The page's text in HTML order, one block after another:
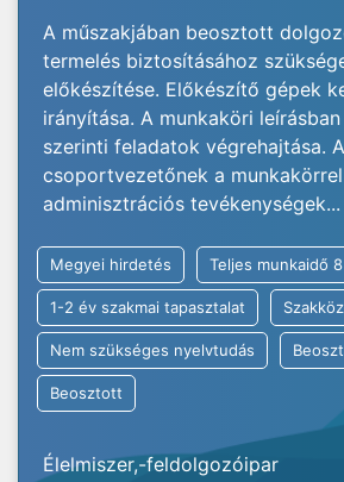
A műszakjában beosztott
termelés biztosításához
előkészítése. Előkészítő gépek
irányítása. A munkaköri
szerinti feladatok végrehajtása. A
csoportvezetőnek a
adminisztrációs tevékenységek...
Megyei hirdetés Teljes munkaidő
1-2 év szakmai tapasztalat
Nem szükséges nyelvtudás
Beosztott
Élelmiszer,-feldolgozóipar